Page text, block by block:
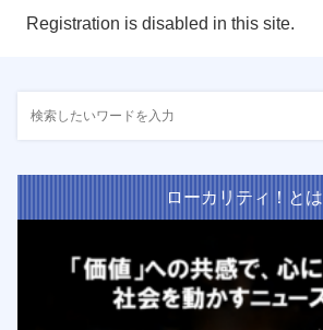
Registration is disabled in this site.
ローカリティ！とは